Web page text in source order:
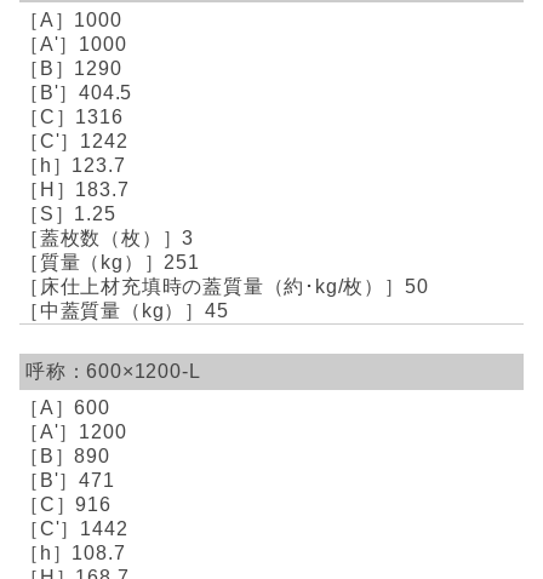
1000
1000
1290
404.5
1316
1242
123.7
183.7
1.25
3
251
50
45
600×1200-L
600
1200
890
471
916
1442
108.7